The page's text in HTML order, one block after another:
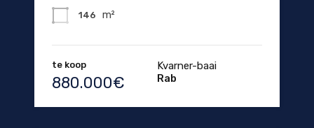
146 m²
te koop
880.000€
Kvarner-baai
Rab